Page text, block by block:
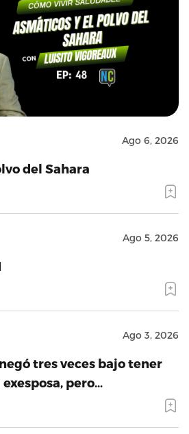
Ago 6, 2026
del Sahara
Ago 5, 2026
Ago 3, 2026
tres veces bajo tener
pero…